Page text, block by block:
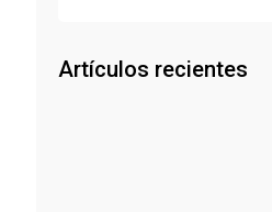
Artículos recientes